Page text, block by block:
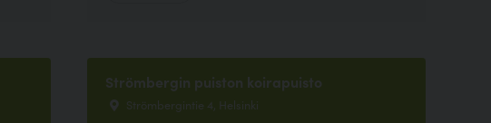
Strömbergin puiston koirapuisto
Strömbergintie 4, Helsinki